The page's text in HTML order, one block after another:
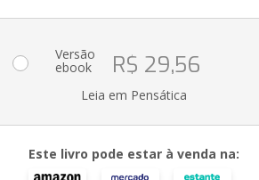
Versão
ebook R$ 29,56
Leia em Pensática
Este livro pode estar à venda na: